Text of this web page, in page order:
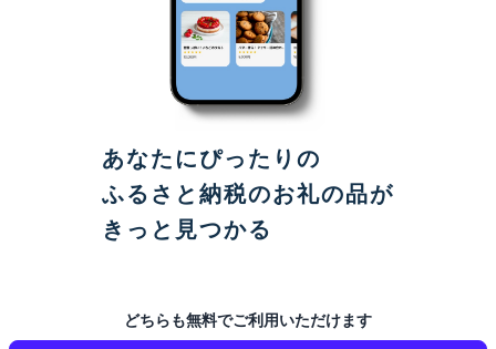
あなたにぴったりの
ふるさと納税のお礼の品が
きっと見つかる
どちらも無料でご利用いただけます